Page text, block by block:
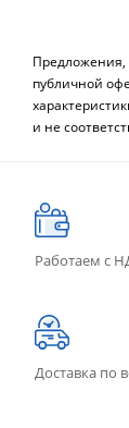
Предложения,
публичной
и не
Работаем с
Доставка по